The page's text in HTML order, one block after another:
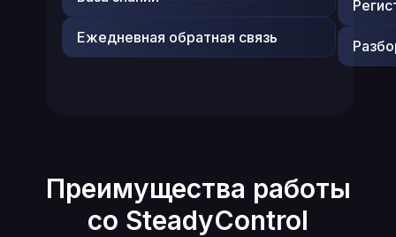
Ежедневная обратная связь
Преимущества работы
со SteadyControl